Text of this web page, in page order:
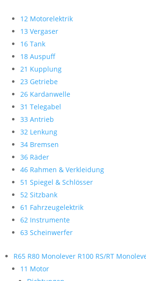
12 Motorelektrik
13 Vergaser
16 Tank
18 Auspuff
21 Kupplung
23 Getriebe
26 Kardanwelle
31 Telegabel
33 Antrieb
32 Lenkung
34 Bremsen
36 Räder
46 Rahmen & Verkleidung
51 Spiegel & Schlösser
52 Sitzbank
61 Fahrzeugelektrik
62 Instrumente
63 Scheinwerfer
R65 R80 Monolever R100 RS/RT
11 Motor